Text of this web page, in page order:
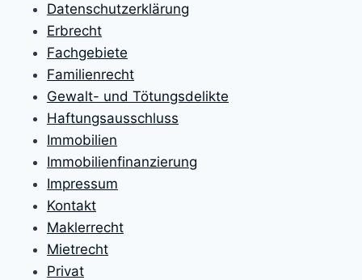
Datenschutzerklärung
Erbrecht
Fachgebiete
Familienrecht
Gewalt- und Tötungsdelikte
Haftungsausschluss
Immobilien
Immobilienfinanzierung
Impressum
Kontakt
Maklerrecht
Mietrecht
Privat